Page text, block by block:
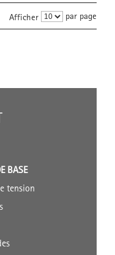
Afficher par page
BASE
tension